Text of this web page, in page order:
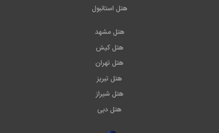
هتل استانبول
هتل مشهد
هتل کیش
هتل تهران
هتل تبریز
هتل شیراز
هتل دبی